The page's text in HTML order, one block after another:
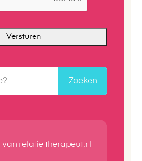
van relatie therapeut.nl